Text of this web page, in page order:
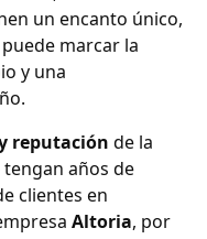
un encanto único,
marcar la
y una
reputación de la
años de
clientes en
Altoria, por